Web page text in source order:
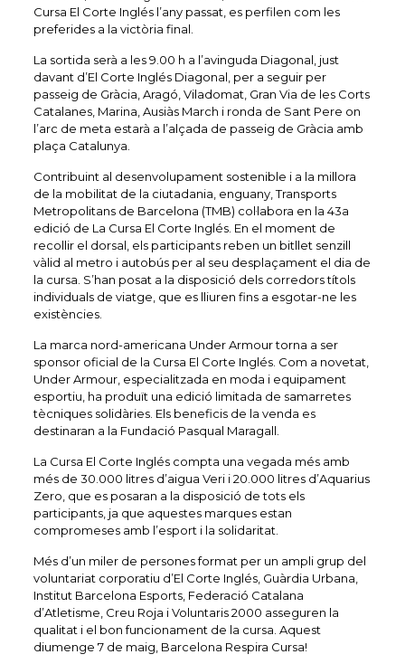
Cursa El Corte Inglés l’any passat, es perfilen com les
preferides a la victòria final.
La sortida serà a les 9.00 h a l’avinguda Diagonal, just
davant d’El Corte Inglés Diagonal, per a seguir per
passeig de Gràcia, Aragó, Viladomat, Gran Via de les Corts
Catalanes, Marina, Ausiàs March i ronda de Sant Pere on
l’arc de meta estarà a l’alçada de passeig de Gràcia amb
plaça Catalunya.
Contribuint al desenvolupament sostenible i a la millora
de la mobilitat de la ciutadania, enguany, Transports
Metropolitans de Barcelona (TMB) col·labora en la 43a
edició de La Cursa El Corte Inglés. En el moment de
recollir el dorsal, els participants reben un bitllet senzill
vàlid al metro i autobús per al seu desplaçament el dia de
la cursa. S’han posat a la disposició dels corredors títols
individuals de viatge, que es lliuren fins a esgotar-ne les
existències.
La marca nord-americana Under Armour torna a ser
sponsor oficial de la Cursa El Corte Inglés. Com a novetat,
Under Armour, especialitzada en moda i equipament
esportiu, ha produït una edició limitada de samarretes
tècniques solidàries. Els beneficis de la venda es
destinaran a la Fundació Pasqual Maragall.
La Cursa El Corte Inglés compta una vegada més amb
més de 30.000 litres d’aigua Veri i 20.000 litres d’Aquarius
Zero, que es posaran a la disposició de tots els
participants, ja que aquestes marques estan
compromeses amb l’esport i la solidaritat.
Més d’un miler de persones format per un ampli grup del
voluntariat corporatiu d’El Corte Inglés, Guàrdia Urbana,
Institut Barcelona Esports, Federació Catalana
d’Atletisme, Creu Roja i Voluntaris 2000 asseguren la
qualitat i el bon funcionament de la cursa. Aquest
diumenge 7 de maig, Barcelona Respira Cursa!